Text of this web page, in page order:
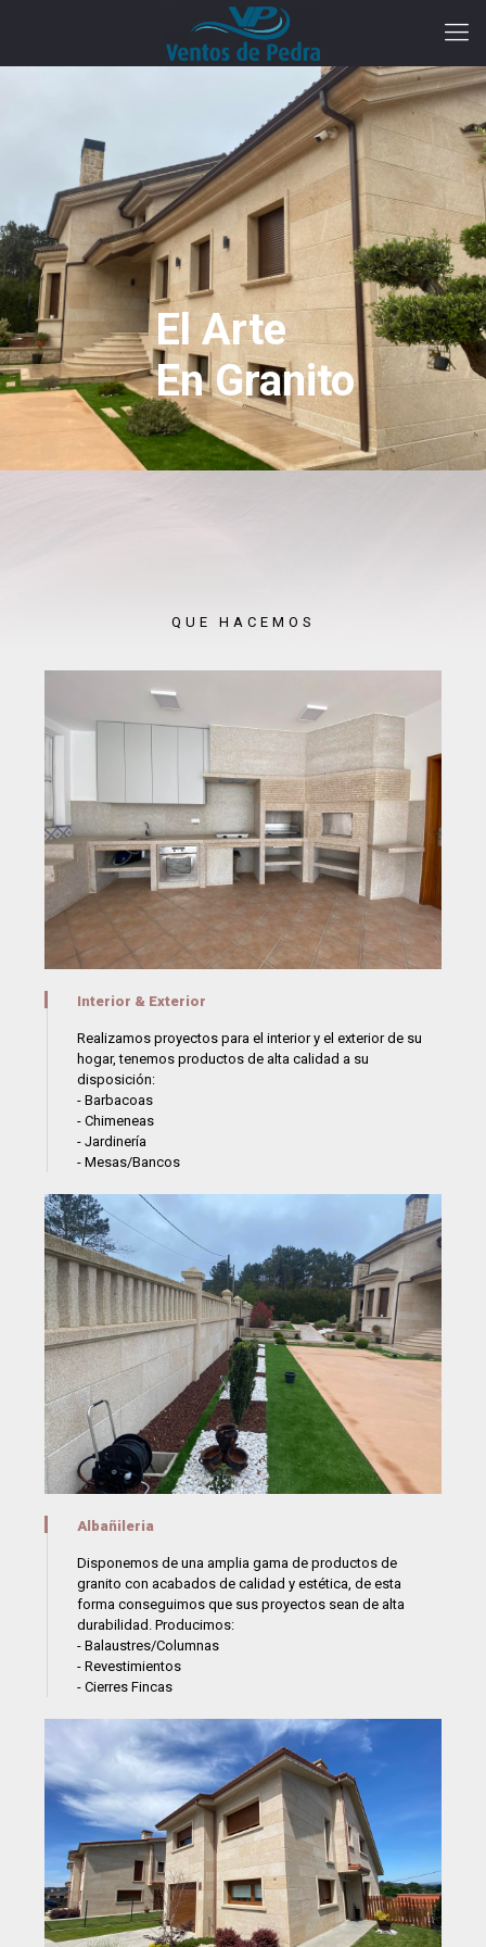
El Arte
En Granito
QUE HACEMOS
Interior & Exterior
Realizamos proyectos para el interior y el exterior de su
hogar, tenemos productos de alta calidad a su
disposición:
- Barbacoas
- Chimeneas
- Jardinería
- Mesas/Bancos
Albañileria
Disponemos de una amplia gama de productos de
granito con acabados de calidad y estética, de esta
forma conseguimos que sus proyectos sean de alta
durabilidad. Producimos:
- Balaustres/Columnas
- Revestimientos
- Cierres Fincas